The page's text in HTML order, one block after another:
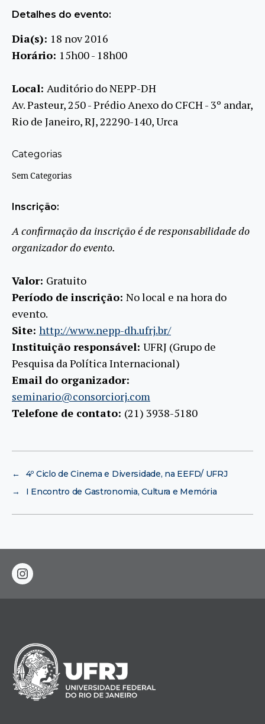
Detalhes do evento:
Dia(s): 18 nov 2016
Horário: 15h00 - 18h00
Local: Auditório do NEPP-DH
Av. Pasteur, 250 - Prédio Anexo do CFCH - 3º andar,
Rio de Janeiro, RJ, 22290-140, Urca
Categorias
Sem Categorias
Inscrição:
A confirmação da inscrição é de responsabilidade do
organizador do evento.
Valor: Gratuito
Período de inscrição: No local e na hora do
evento.
Site: http://www.nepp-dh.ufrj.br/
Instituição responsável: UFRJ (Grupo de
Pesquisa da Política Internacional)
Email do organizador:
seminario@consorciorj.com
Telefone de contato: (21) 3938-5180
←
4º Ciclo de Cinema e Diversidade, na EEFD/ UFRJ
→
I Encontro de Gastronomia, Cultura e Memória
instagram